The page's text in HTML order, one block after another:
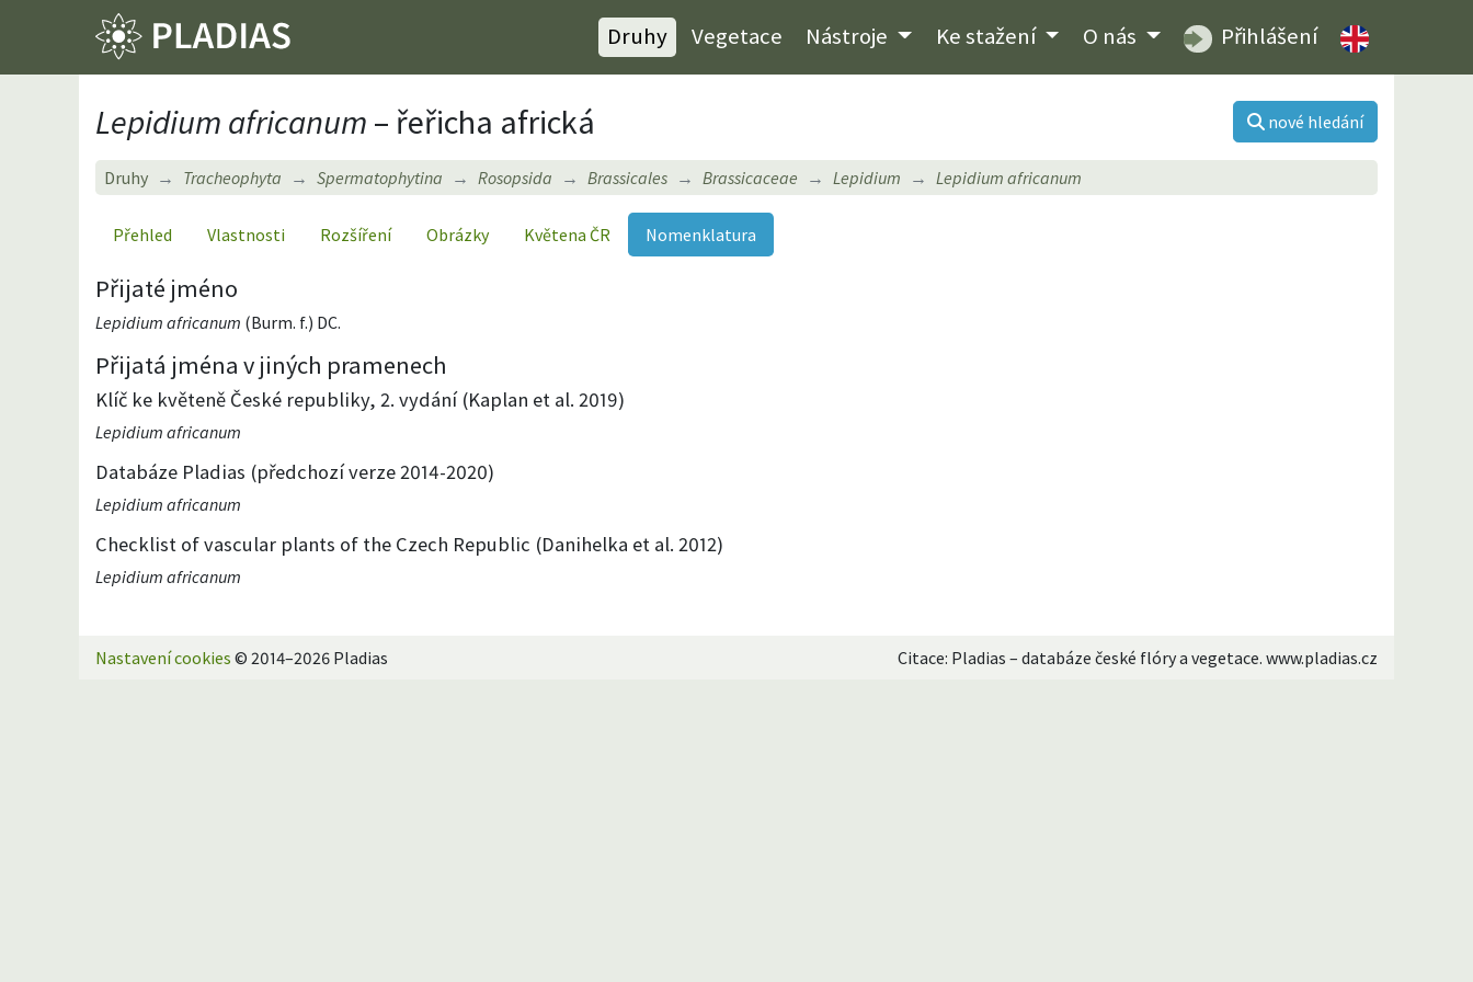
Druhy Vegetace Nástroje Ke stažení O nás Přihlášení
Lepidium africanum – řeřicha africká nové hledání
Druhy Tracheophyta Spermatophytina Rosopsida Brassicales Brassicaceae Lepidium Lepidium africanum
Přehled Vlastnosti Rozšíření Obrázky Květena ČR Nomenklatura
Přijaté jméno
Lepidium africanum (Burm. f.) DC.
Přijatá jména v jiných pramenech
Klíč ke květeně České republiky, 2. vydání (Kaplan et al. 2019)
Lepidium africanum
Databáze Pladias (předchozí verze 2014-2020)
Lepidium africanum
Checklist of vascular plants of the Czech Republic (Danihelka et al. 2012)
Lepidium africanum
Nastavení cookies © 2014–2026 Pladias Citace: Pladias – databáze české flóry a vegetace. www.pladias.cz